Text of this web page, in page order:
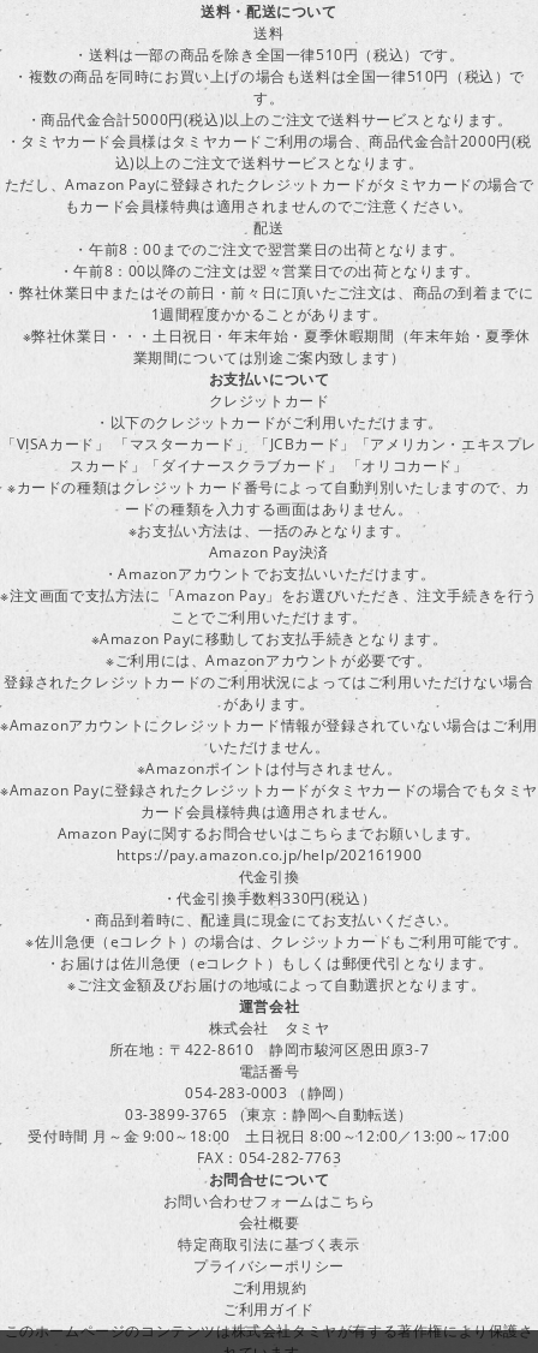
送料・配送について
送料
・送料は一部の商品を除き全国一律510円（税込）です。
・複数の商品を同時にお買い上げの場合も送料は全国一律510円（税込）で
す。
・商品代金合計5000円(税込)以上のご注文で送料サービスとなります。
・タミヤカード会員様はタミヤカードご利用の場合、商品代金合計2000円(税
込)以上のご注文で送料サービスとなります。
ただし、Amazon Payに登録されたクレジットカードがタミヤカードの場合で
もカード会員様特典は適用されませんのでご注意ください。
配送
・午前8：00までのご注文で翌営業日の出荷となります。
・午前8：00以降のご注文は翌々営業日での出荷となります。
・弊社休業日中またはその前日・前々日に頂いたご注文は、商品の到着までに
1週間程度かかることがあります。
※弊社休業日・・・土日祝日・年末年始・夏季休暇期間（年末年始・夏季休
業期間については別途ご案内致します）
お支払いについて
クレジットカード
・以下のクレジットカードがご利用いただけます。
「VISAカード」 「マスターカード」 「JCBカード」「アメリカン・エキスプレ
スカード」「ダイナースクラブカード」 「オリコカード」
※カードの種類はクレジットカード番号によって自動判別いたしますので、カ
ードの種類を入力する画面はありません。
※お支払い方法は、一括のみとなります。
Amazon Pay決済
・Amazonアカウントでお支払いいただけます。
※注文画面で支払方法に「Amazon Pay」をお選びいただき、注文手続きを行う
ことでご利用いただけます。
※Amazon Payに移動してお支払手続きとなります。
※ご利用には、Amazonアカウントが必要です。
登録されたクレジットカードのご利用状況によってはご利用いただけない場合
があります。
※Amazonアカウントにクレジットカード情報が登録されていない場合はご利用
いただけません。
※Amazonポイントは付与されません。
※Amazon Payに登録されたクレジットカードがタミヤカードの場合でもタミヤ
カード会員様特典は適用されません。
Amazon Payに関するお問合せいはこちらまでお願いします。
https://pay.amazon.co.jp/help/202161900
代金引換
・代金引換手数料330円(税込）
・商品到着時に、配達員に現金にてお支払いください。
※佐川急便（eコレクト）の場合は、クレジットカードもご利用可能です。
・お届けは佐川急便（eコレクト）もしくは郵便代引となります。
※ご注文金額及びお届けの地域によって自動選択となります。
運営会社
株式会社 タミヤ
所在地：〒422-8610 静岡市駿河区恩田原3-7
電話番号
054-283-0003 （静岡）
03-3899-3765 （東京：静岡へ自動転送）
受付時間 月～金 9:00～18:00 土日祝日 8:00～12:00／13:00～17:00
FAX：054-282-7763
お問合せについて
お問い合わせフォームはこちら
会社概要
特定商取引法に基づく表示
プライバシーポリシー
ご利用規約
ご利用ガイド
このホームページのコンテンツは株式会社タミヤが有する著作権により保護さ